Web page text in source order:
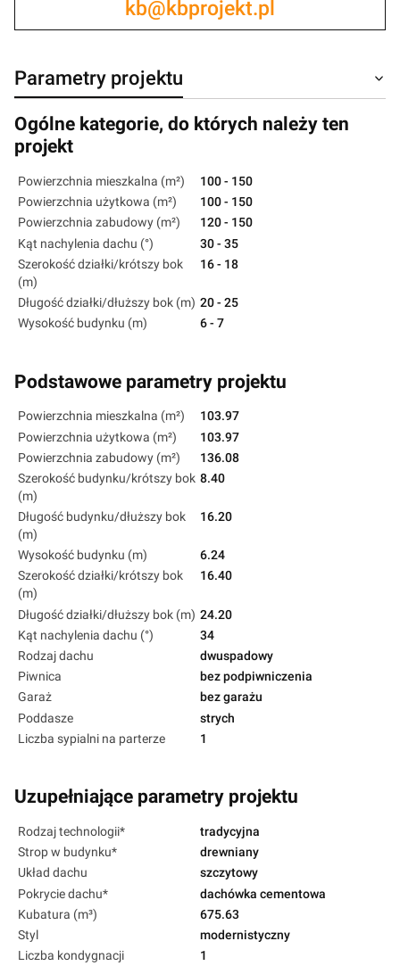
kb@kbprojekt.pl
Parametry projektu
Ogólne kategorie, do których należy ten
projekt
Powierzchnia mieszkalna (m²)
100 - 150
Powierzchnia użytkowa (m²)
100 - 150
Powierzchnia zabudowy (m²)
120 - 150
Kąt nachylenia dachu (°)
30 - 35
Szerokość działki/krótszy bok
(m)
16 - 18
Długość działki/dłuższy bok (m) 20 - 25
Wysokość budynku (m)
6 - 7
Podstawowe parametry projektu
Powierzchnia mieszkalna (m²)
103.97
Powierzchnia użytkowa (m²)
103.97
Powierzchnia zabudowy (m²)
136.08
Szerokość budynku/krótszy bok
(m)
8.40
Długość budynku/dłuższy bok
(m)
16.20
Wysokość budynku (m)
6.24
Szerokość działki/krótszy bok
(m)
16.40
Długość działki/dłuższy bok (m) 24.20
Kąt nachylenia dachu (°)
34
Rodzaj dachu
dwuspadowy
Piwnica
bez podpiwniczenia
Garaż
bez garażu
Poddasze
strych
Liczba sypialni na parterze
1
Uzupełniające parametry projektu
Rodzaj technologii*
tradycyjna
Strop w budynku*
drewniany
Układ dachu
szczytowy
Pokrycie dachu*
dachówka cementowa
Kubatura (m³)
675.63
Styl
modernistyczny
Liczba kondygnacji
1